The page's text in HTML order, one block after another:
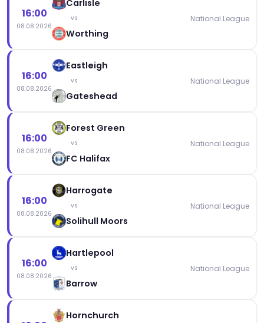
16:00
08.08.2026
Carlisle
vs
Worthing
National League
16:00
08.08.2026
Eastleigh
vs
Gateshead
National League
16:00
08.08.2026
Forest Green
vs
FC Halifax
National League
16:00
08.08.2026
Harrogate
vs
Solihull Moors
National League
16:00
08.08.2026
Hartlepool
vs
Barrow
National League
Hornchurch